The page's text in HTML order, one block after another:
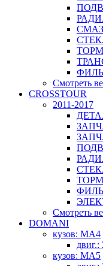
Смотреть
CROSSTOUR
2011-2017
Смотреть
DOMANI
кузов: MA4
двиг.:
кузов: MA5